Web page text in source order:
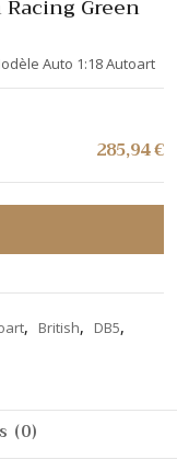
Green
Auto 1:18 Autoart
285,94€
, British, DB5,
(0)